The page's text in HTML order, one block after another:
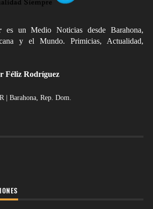
es un Medio Noticias desde Barahona,
y el Mundo. Primicias, Actualidad,
Féliz Rodríguez
| Barahona, Rep. Dom.